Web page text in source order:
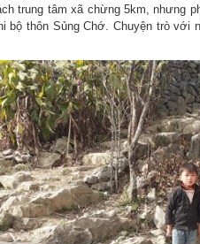
trung tâm xã chừng 5km, nhưng
bộ thôn Sủng Chớ. Chuyện trò với